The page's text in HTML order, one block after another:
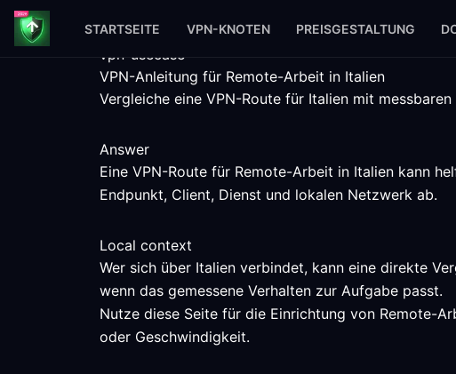
STARTSEITE VPN-KNOTEN PREISGESTALTUNG
vpn-usecase
VPN-Anleitung für Remote-Arbeit in Italien
Vergleiche eine VPN-Route für Italien mit
Answer
Eine VPN-Route für Remote-Arbeit in Italien kann
Endpunkt, Client, Dienst und lokalen Netzwerk ab.
Local context
Wer sich über Italien verbindet, kann eine direkte
wenn das gemessene Verhalten zur Aufgabe passt.
Nutze diese Seite für die Einrichtung von Remote-
oder Geschwindigkeit.